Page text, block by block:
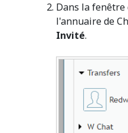
Dans la fenêtre
l'annuaire de
Invité.